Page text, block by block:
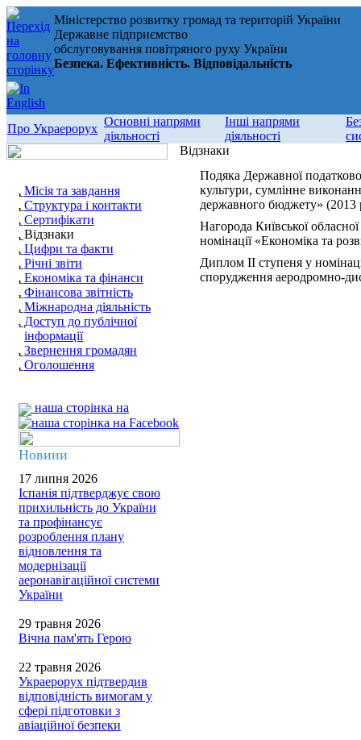
Міністерство розвитку громад та територій України
Державне підприємство
обслуговування повітряного руху України
Безпека. Ефективність. Відповідальність
Про Украерорух
Основні напрями
діяльності
Інші напрями
діяльності
Місія та завдання
Структура і контакти
Сертифікати
Відзнаки
Цифри та факти
Річні звіти
Економіка та фінанси
Фінансова звітність
Міжнародна діяльність
Доступ до публічної
інформації
Звернення громадян
Оголошення
наша сторінка на
Новини
17 липня 2026
Іспанія підтверджує свою
прихильність до України
та профінансує
розроблення плану
відновлення та
модернізації
аеронавігаційної системи
України
29 травня 2026
Вічна пам'ять Герою
22 травня 2026
Украерорух підтвердив
відповідність вимогам у
сфері підготовки з
авіаційної безпеки
Відзнаки
Подяка Державної
культури, сумлінне
державного бюджету» (2013
Нагорода Київської
номінації «Економіка та
Диплом ІІ ступеня у
спорудження аеродромно-